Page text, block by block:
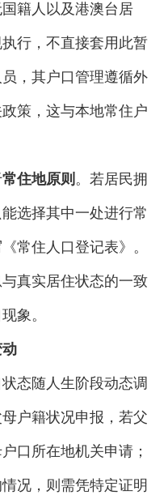
籍人以及港澳台居
行，不直接套用此暂
，其户口管理遵循外
策，这与本地常住户
常住地原则 。若居民拥
选择其中一处进行常
常住人口登记表》。
真实居住状态的一致
象。
随人生阶段动态调
户籍状况申报，若父
口所在地机关申请；
况，则需凭特定证明